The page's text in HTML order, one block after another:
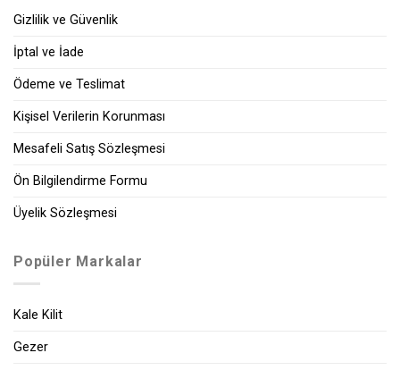
Gizlilik ve Güvenlik
İptal ve İade
Ödeme ve Teslimat
Kişisel Verilerin Korunması
Mesafeli Satış Sözleşmesi
Ön Bilgilendirme Formu
Üyelik Sözleşmesi
Popüler Markalar
Kale Kilit
Gezer